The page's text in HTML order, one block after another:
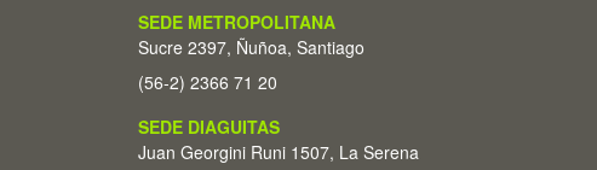
SEDE METROPOLITANA
Sucre 2397, Ñuñoa, Santiago
(56-2) 2366 71 20
SEDE DIAGUITAS
Juan Georgini Runi 1507, La Serena